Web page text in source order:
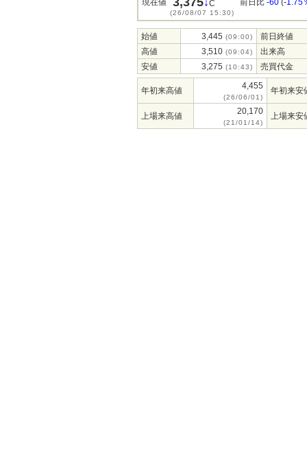
現在値 ↓C
(26/08/07 15:30)
前日比 -60 (-1.75
始値 3,445 (09:00)
前日終値
高値
3,510 (09:04)
出来高
安値
3,275 (10:43) 売買代金
年初来高値 4,455
(26/06/01)
年初来安
上場来高値 20,170
(21/01/14)
上場来安